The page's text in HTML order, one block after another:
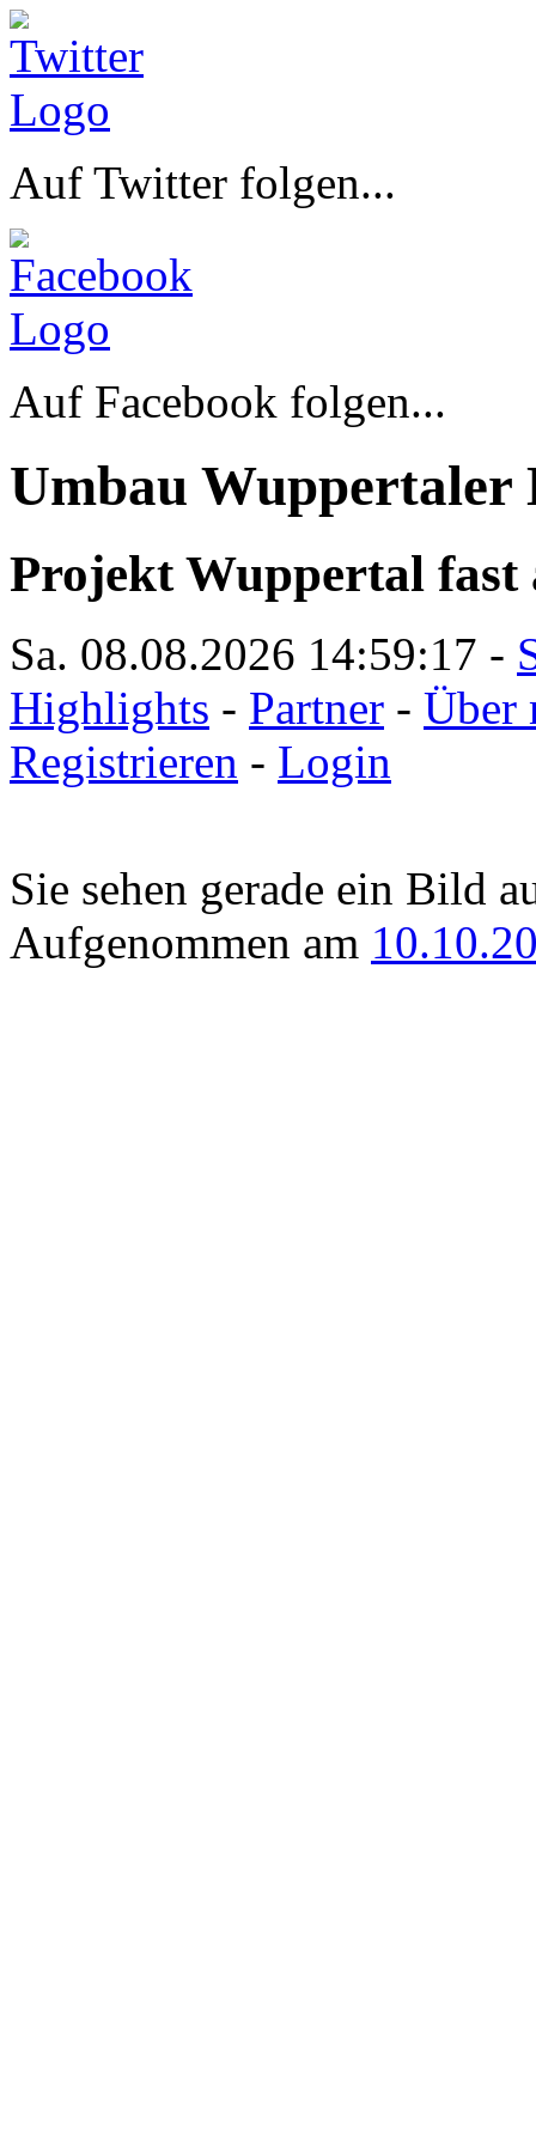
Auf Twitter folgen...
Auf Facebook folgen...
Umbau Wuppertaler
Projekt Wuppertal fast
Sa. 08.08.2026 14:59:17 -
Highlights - Partner - Über
Registrieren - Login
Sie sehen gerade ein Bild
Aufgenommen am